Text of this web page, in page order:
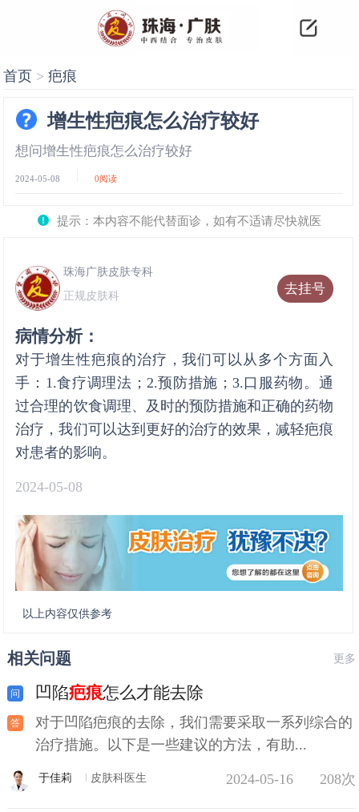
首页 >疤痕
增生性疤痕怎么治疗较好
想问增生性疤痕怎么治疗较好
2024-05-08 0阅读
提示：本内容不能代替面诊，如有不适请尽快就医
去挂号
珠海广肤皮肤专科
正规皮肤科
病情分析：
对于增生性疤痕的治疗，我们可以从多个方面入
手：1.食疗调理法；2.预防措施；3.口服药物。通
过合理的饮食调理、及时的预防措施和正确的药物
治疗，我们可以达到更好的治疗的效果，减轻疤痕
对患者的影响。
2024-05-08
以上内容仅供参考
相关问题 更多
凹陷疤痕怎么才能去除
对于凹陷疤痕的去除，我们需要采取一系列综合的
治疗措施。以下是一些建议的方法，有助...
于佳莉 皮肤科医生 2024-05-16 208次